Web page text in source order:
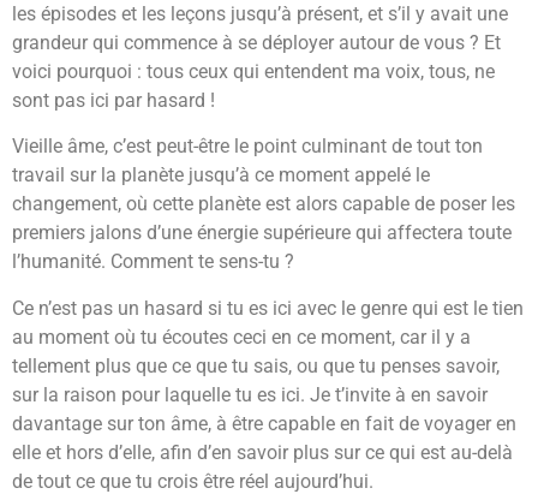
les épisodes et les leçons jusqu’à présent, et s’il y avait une
grandeur qui commence à se déployer autour de vous ? Et
voici pourquoi : tous ceux qui entendent ma voix, tous, ne
sont pas ici par hasard !
Vieille âme, c’est peut-être le point culminant de tout ton
travail sur la planète jusqu’à ce moment appelé le
changement, où cette planète est alors capable de poser les
premiers jalons d’une énergie supérieure qui affectera toute
l’humanité. Comment te sens-tu ?
Ce n’est pas un hasard si tu es ici avec le genre qui est le tien
au moment où tu écoutes ceci en ce moment, car il y a
tellement plus que ce que tu sais, ou que tu penses savoir,
sur la raison pour laquelle tu es ici. Je t’invite à en savoir
davantage sur ton âme, à être capable en fait de voyager en
elle et hors d’elle, afin d’en savoir plus sur ce qui est au-delà
de tout ce que tu crois être réel aujourd’hui.